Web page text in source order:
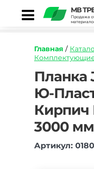
МВ
Продажа
Главная /
https://
j-
profil-
yu-
plast-
stoun-
haus-
krasnyy.jpg
Планка
Ю-
Кирпич
3000 мм
Артикул: